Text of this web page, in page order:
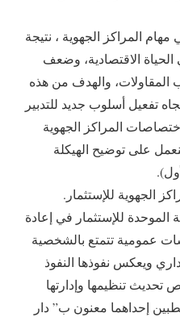
المراكز الجهوية ، نتيجة
الاقتصادية، وضعف
والهدف من هذه
تفعيل أسلوب جديد للتدبير
المراكز الجهوية
على توضيح الهيكلة
الجهوية للإستثمار.
الموحدة للإستثمار في إعادة
عمومية تتمتع بالشخصية
ويعكس نفوذها النفوذ
تحديث تنظيمها وإدارتها
إحداهما معنون ب” دار